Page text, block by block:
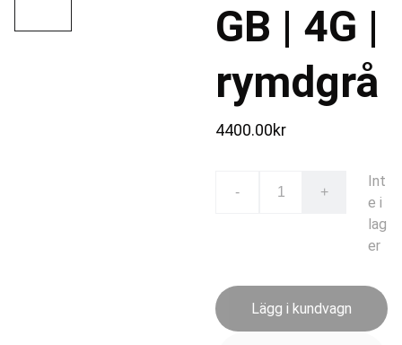
GB | 4G |
rymdgrå
4400.00kr
- +
Int
e i
lag
er
Lägg i kundvagn